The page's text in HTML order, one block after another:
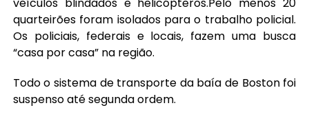
quarteirões foram isolados para o trabalho policial.
Os policiais, federais e locais, fazem uma busca
“casa por casa” na região.
Todo o sistema de transporte da baía de Boston foi
suspenso até segunda ordem.